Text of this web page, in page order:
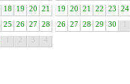
18 19 20
21
25 26 27
28
19
20 21 22 23 24
26 27 28 29 30